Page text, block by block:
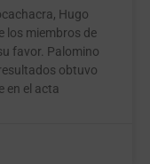
Hugo
los miembros de
favor. Palomino
obtuvo
en el acta